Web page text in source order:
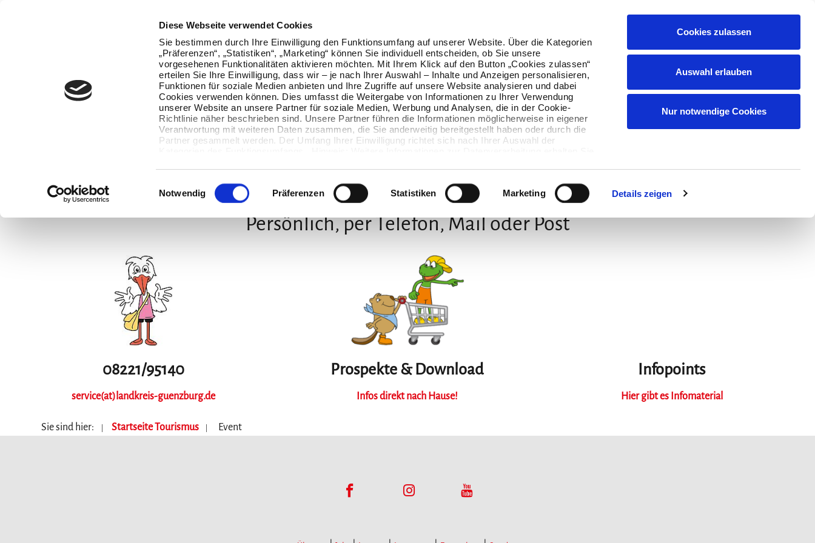
Diese Webseite verwendet Cookies
Sie bestimmen durch Ihre Einwilligung den Funktionsumfang auf unserer Website. Über die Kategorien
„Präferenzen“, „Statistiken“, „Marketing“ können Sie individuell entscheiden, ob Sie unsere
vorgesehenen Funktionalitäten aktivieren möchten. Mit Ihrem Klick auf den Button „Cookies zulassen“
erteilen Sie Ihre Einwilligung, dass wir – je nach Ihrer Auswahl – Inhalte und Anzeigen personalisieren,
Funktionen für soziale Medien anbieten und Ihre Zugriffe auf unsere Website analysieren und dabei
Cookies verwenden können. Dies umfasst die Weitergabe von Informationen zu Ihrer Verwendung
unserer Website an unsere Partner für soziale Medien, Werbung und Analysen, die in der Cookie-
Richtlinie näher beschrieben sind. Unsere Partner führen die Informationen möglicherweise in eigener
Verantwortung mit weiteren Daten zusammen, die Sie anderweitig bereitgestellt haben oder durch die
Partner gesammelt werden. Der Umfang Ihrer Einwilligung richtet sich nach Ihrer Auswahl der
Ihre Einwilligung jederzeit widerrufen, ohne dass hiervon die Zulässigkeit der vorherigen
Datenverarbeitung berührt wird.
Einwilligungsauswahl
Notwendig Präferenzen Statistiken Marketing Details zeigen
Cookies zulassen
Auswahl erlauben
Nur notwendige Cookies
Suchen Buchen
Wir freuen uns auf Dich
Persönlich, per Telefon, Mail oder Post
08221/95140
service(at)landkreis-guenzburg.de
Prospekte & Download
Infos direkt nach Hause!
Infopoints
Hier gibt es Infomaterial
Sie sind hier: Startseite Tourismus Event